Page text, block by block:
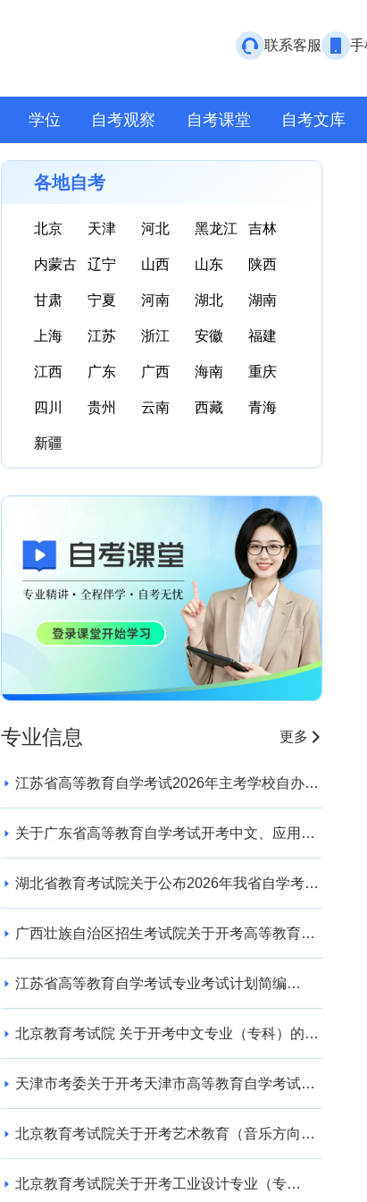
联系客服 手
学位 自考观察 自考课堂 自考文库
各地自考
北京 天津 河北 黑龙江 吉林
内蒙古 辽宁 山西 山东 陕西
甘肃 宁夏 河南 湖北 湖南
上海 江苏 浙江 安徽 福建
江西 广东 广西 海南 重庆
四川 贵州 云南 西藏 青海
新疆
专业信息 更多
江苏省高等教育自学考试2026年主考学校自办助
关于广东省高等教育自学考试开考中文、应用英
湖北省教育考试院关于公布2026年我省自学考试
广西壮族自治区招生考试院关于开考高等教育自
江苏省高等教育自学考试专业考试计划简编
北京教育考试院 关于开考中文专业（专科）的通
天津市考委关于开考天津市高等教育自学考试电
北京教育考试院关于开考艺术教育（音乐方向）
北京教育考试院关于开考工业设计专业（专